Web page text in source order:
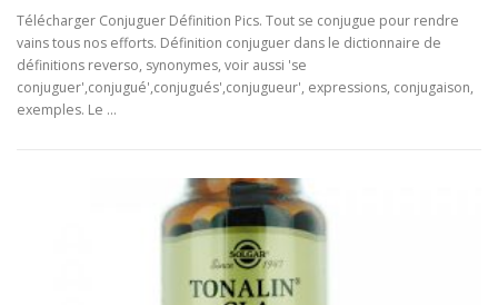
Télécharger Conjuguer Définition Pics. Tout se conjugue pour rendre
vains tous nos efforts. Définition conjuguer dans le dictionnaire de
définitions reverso, synonymes, voir aussi 'se
conjuguer',conjugué',conjugués',conjugueur', expressions, conjugaison,
exemples. Le …